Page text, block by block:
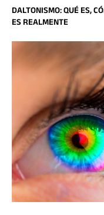
DALTONISMO: QUÉ ES,
ES REALMENTE